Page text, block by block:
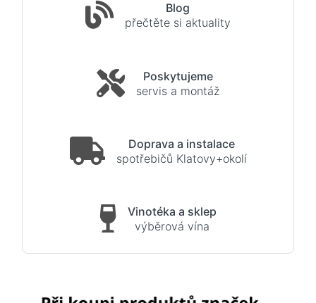
Blog
přečtěte si aktuality
Poskytujeme
servis a montáž
Doprava a instalace
spotřebičů Klatovy+okolí
Vinotéka a sklep
výběrová vína